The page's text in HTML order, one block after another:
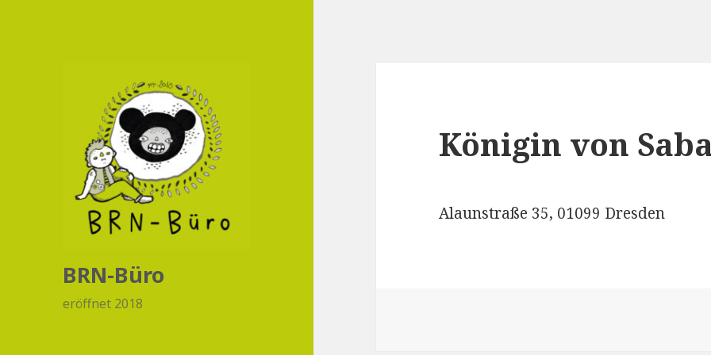
BRN-Büro
eröffnet 2018
Königin von
Alaunstraße 35, 01099 Dresden